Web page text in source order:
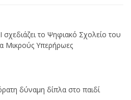
το Ψηφιακό Σχολείο του
Μικρούς Υπερήρωες
δύναμη δίπλα στο παιδί